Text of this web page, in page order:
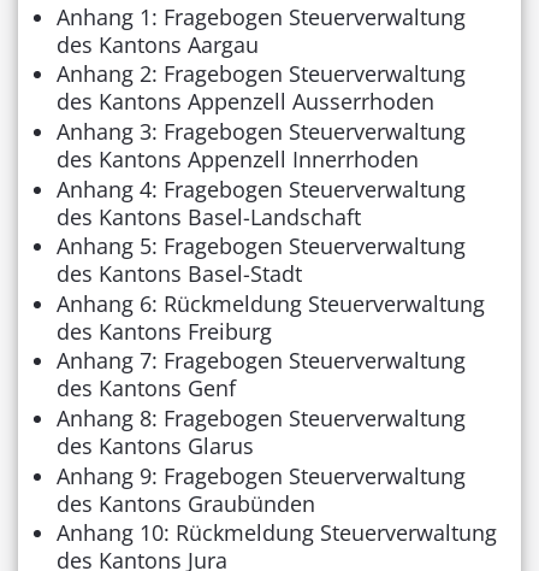
Anhang 1: Fragebogen Steuerverwaltung
des Kantons Aargau
Anhang 2: Fragebogen Steuerverwaltung
des Kantons Appenzell Ausserrhoden
Anhang 3: Fragebogen Steuerverwaltung
des Kantons Appenzell Innerrhoden
Anhang 4: Fragebogen Steuerverwaltung
des Kantons Basel-Landschaft
Anhang 5: Fragebogen Steuerverwaltung
des Kantons Basel-Stadt
Anhang 6: Rückmeldung Steuerverwaltung
des Kantons Freiburg
Anhang 7: Fragebogen Steuerverwaltung
des Kantons Genf
Anhang 8: Fragebogen Steuerverwaltung
des Kantons Glarus
Anhang 9: Fragebogen Steuerverwaltung
des Kantons Graubünden
Anhang 10: Rückmeldung Steuerverwaltung
des Kantons Jura